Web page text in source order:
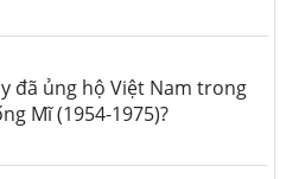
đã ủng hộ Việt Nam trong
Mĩ (1954-1975)?